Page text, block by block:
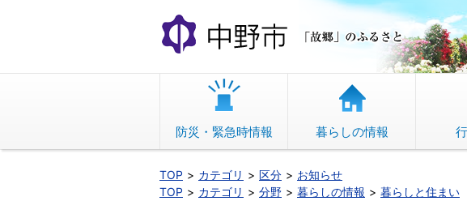
文
へ
動
中野市
防災・緊急時情報 暮らしの情報
TOP カテゴリ 区分
お知らせ
TOP
カテゴリ 分野 暮らしの情報
暮らしと住まい